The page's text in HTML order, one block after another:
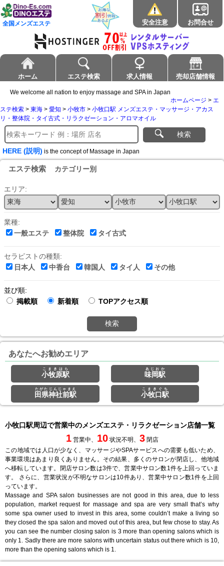
全国メンズエステ 安全注意 お問合せ
ホーム エステ検索 求人情報 売却店舗情報
We welcome all nation to enjoy massage and SPA in Japan
ホームページ > エ
ステ検索 > 東海 > 愛知 > 小牧市 > 小牧口駅 メンズエステ・マッサージ・アカス
リ・整体院・タイ古式・リラクゼーション・アロマオイル
検索
HERE (説明) is the concept of Massage in Japan
エステ検索 カテゴリー別
エリア:
業種:
一般エステ
整体院 タイ古式
セラピストの種類:
日本人
中香台 韓国人 タイ人 その他
並び順:
掲載順
新着順 TOPアクセス順
検索
あなたへお勧めエリア
小牧原駅
こまきはら
味岡駅
あじおか
田県神社前駅
たがたじんじゃまえ
小牧口駅
こまきぐち
小牧口駅周辺で営業中のメンズエステ・リラクゼーション店舗一覧
1営業中、 10状況不明、 3閉店
この地域では人口が少なく、マッサージやSPAサービスへの需要も低いため、
事業環境はあまり良くありません。その結果、多くのサロンが閉店し、他地域
へ移転しています。閉店サロン数は3件で、営業中サロン数1件を上回っていま
す。 さらに、営業状況が不明なサロンは10件あり、営業中サロン数1件を上回
っています。
Massage and SPA salon businesses are not good in this area, due to less
population, market request for massage and spa are very small that’s why
some spa owner used to invest in this area, some couldn’t make a living so
they closed the spa salon and moved out of this area, but few chose to stay. As
you can see the number closing salon is 3 more than opening salons which is
only 1. Sadly there are more salons with uncertain status out there which is 10,
more than the opening salons which is 1.